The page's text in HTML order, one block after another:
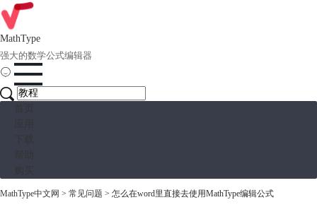
MathType
强大的数学公式编辑器
MathType中文网 > 常见问题 > 怎么在word里直接去使用MathType编辑公式